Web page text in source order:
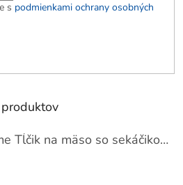
s podmienkami ochrany osobných
Perfect Home Tĺčik na mäso so sekáčikom, 56893
je 5 z 5 hviezdičiek.